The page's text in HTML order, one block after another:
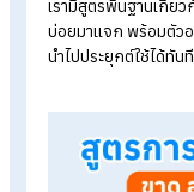
แบบเป็นระบบ เช่น
ทั้งหมด หรือพนักง
ปฏิบัติงานจริง กา
ใช้ประเมินวินั